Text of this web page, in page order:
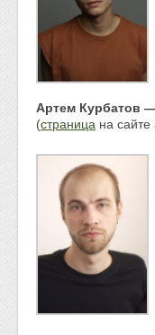
Артем Курбатов
(страница на сайте